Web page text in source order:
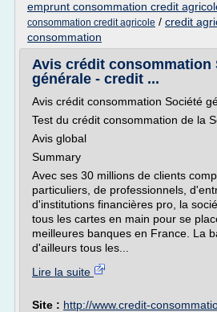
emprunt consommation credit
consommation credit agricole / credit
consommation
Avis crédit consommation
générale - credit ...
Avis crédit consommation Société
Test du crédit consommation de la
Avis global
Summary
Avec ses 30 millions de clients
particuliers, de professionnels,
d'institutions financières pro, la
tous les cartes en main pour se
meilleures banques en France. La
d'ailleurs tous les...
Lire la suite
Site : http://www.credit-